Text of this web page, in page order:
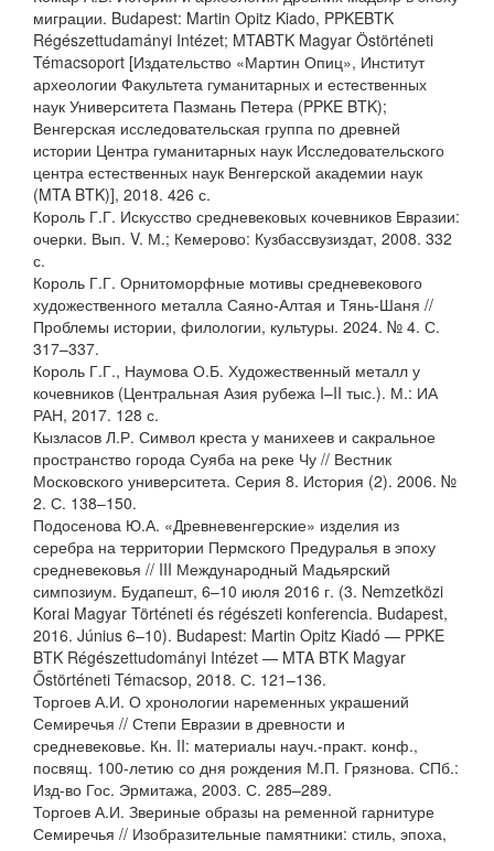
миграции. Budapest: Martin Opitz Kiado, PPKEBTK
Régészettudamányi Intézet; MTABTK Magyar Östörténeti
Témacsoport [Издательство «Мартин Опиц», Институт
археологии Факультета гуманитарных и естественных
наук Университета Пазмань Петера (PPKE BTK);
Венгерская исследовательская группа по древней
истории Центра гуманитарных наук Исследовательского
центра естественных наук Венгерской академии наук
(MTA BTK)], 2018. 426 с.
Король Г.Г. Искусство средневековых кочевников Евразии:
очерки. Вып. V. М.; Кемерово: Кузбассвузиздат, 2008. 332
с.
Король Г.Г. Орнитоморфные мотивы средневекового
художественного металла Саяно-Алтая и Тянь-Шаня //
Проблемы истории, филологии, культуры. 2024. № 4. С.
317–337.
Король Г.Г., Наумова О.Б. Художественный металл у
кочевников (Центральная Азия рубежа I–II тыс.). М.: ИА
РАН, 2017. 128 с.
Кызласов Л.Р. Символ креста у манихеев и сакральное
пространство города Суяба на реке Чу // Вестник
Московского университета. Серия 8. История (2). 2006. №
2. С. 138–150.
Подосенова Ю.А. «Древневенгерские» изделия из
серебра на территории Пермского Предуралья в эпоху
средневековья // III Международный Мадьярский
симпозиум. Будапешт, 6–10 июля 2016 г. (3. Nemzetközi
Korai Magyar Történeti és régészeti konferencia. Budapest,
2016. Június 6–10). Budapest: Martin Opitz Kiadó — PPKE
BTK Régészettudományi Intézet — MTA BTK Magyar
Őstörténeti Témacsop, 2018. С. 121–136.
Торгоев А.И. О хронологии наременных украшений
Семиречья // Степи Евразии в древности и
средневековье. Кн. II: материалы науч.-практ. конф.,
посвящ. 100-летию со дня рождения М.П. Грязнова. СПб.:
Изд-во Гос. Эрмитажа, 2003. С. 285–289.
Торгоев А.И. Звериные образы на ременной гарнитуре
Семиречья // Изобразительные памятники: стиль, эпоха,